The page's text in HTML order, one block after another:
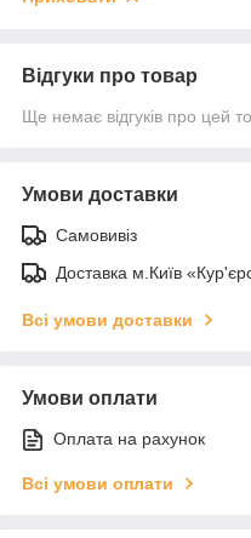
Відгуки про товар
Ще немає відгуків про цей
Умови доставки
Самовивіз
Доставка м.Київ
Всі умови доставки
Умови оплати
Оплата на рахунок
Всі умови оплати